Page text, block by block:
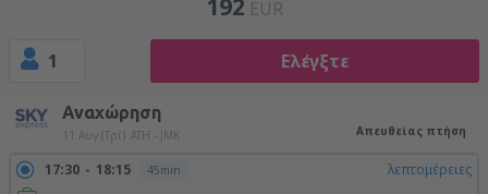
192 EUR
1 Ελέγξτε
Αναχώρηση
11 Αυγ (Τρί) ATH - JMK Απευθείας πτήση
17:30 18:15 45min λεπτομέρειες